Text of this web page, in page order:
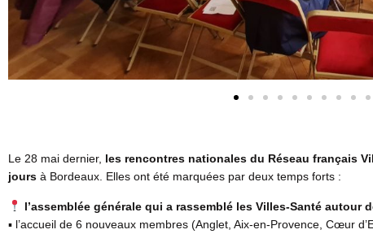
Le 28 mai dernier, les rencontres nationales du Réseau français
jours à Bordeaux. Elles ont été marquées par deux temps forts :
l’assemblée générale qui a rassemblé les Villes-Santé autour
▪ l’accueil de 6 nouveaux membres (Anglet, Aix-en-Provence, Cœur